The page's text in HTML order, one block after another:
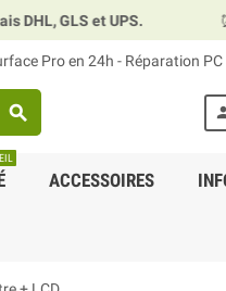
GLS et UPS.
Pro en 24h - Réparation
search
ACCESSOIRES